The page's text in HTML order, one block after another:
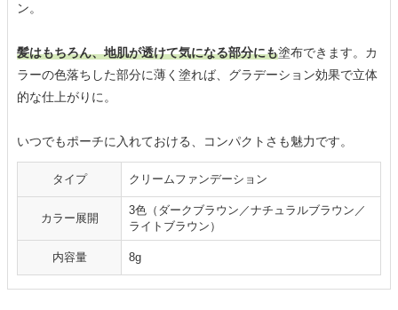
ン。
髪はもちろん、地肌が透けて気になる部分にも塗布できます。カ
ラーの色落ちした部分に薄く塗れば、グラデーション効果で立体
的な仕上がりに。
いつでもポーチに入れておける、コンパクトさも魅力です。
タイプ クリームファンデーション
カラー展開
3色（ダークブラウン／ナチュラルブラウン／
ライトブラウン）
内容量 8g